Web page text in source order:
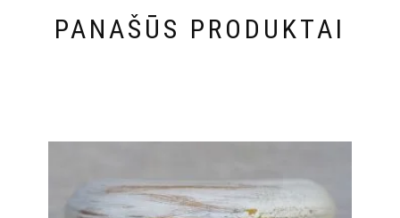
PANAŠŪS PRODUKTAI